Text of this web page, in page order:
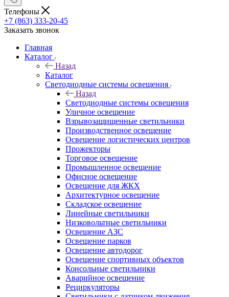
Телефоны
+7 (863) 333-20-45
Заказать звонок
Главная
Каталог
Назад
Каталог
Светодиодные системы освещения
Назад
Светодиодные системы освещения
Уличное освещение
Взрывозащищенные светильники
Производственное освещение
Освещение логистических центров
Прожекторы
Торговое освещение
Промышленное освещение
Офисное освещение
Освещение для ЖКХ
Архитектурное освещение
Складское освещение
Линейные светильники
Низковольтные светильники
Освещение АЗС
Освещение парков
Освещение автодорог
Освещение спортивных объектов
Консольные светильники
Аварийное освещение
Рециркуляторы